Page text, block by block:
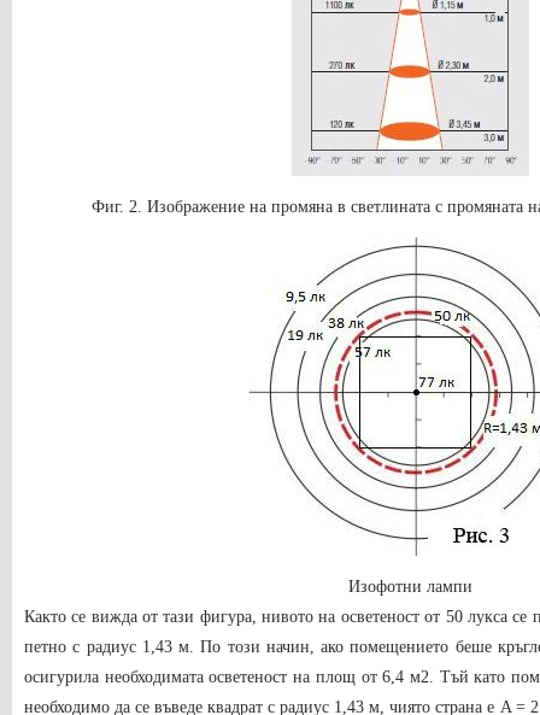
Фиг. 2. Изображение на промяна в светлината с промяната
Изофотни лампи
Както се вижда от тази фигура, нивото на осветеност от 50 лукса се
петно ​​с радиус 1,43 м. По този начин, ако помещението беше
осигурила необходимата осветеност на площ от 6,4 м2. Тъй като
необходимо да се въведе квадрат с радиус 1,43 м, чиято страна е A =